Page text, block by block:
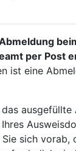
per Post
ist eine
das
Sie sich vorab,